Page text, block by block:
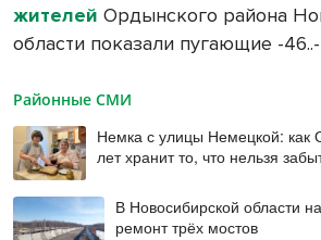
жителей Ордынского района
области показали пугающие -46..-
Районные СМИ
Немка с улицы Немецкой: как
лет хранит то, что нельзя
В Новосибирской области
ремонт трёх мостов